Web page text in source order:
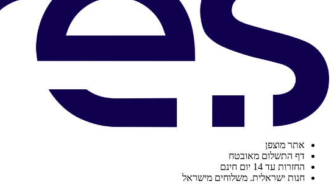
אתר מוצפן
דף התשלום מאובטח
החזרות עד 14 יום חינם
חנות ישראלית. משלוחים מישראל